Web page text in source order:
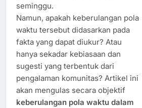
seminggu.
Namun, apakah keberulangan pola
waktu tersebut didasarkan pada
fakta yang dapat diukur? Atau
hanya sekadar kebiasaan dan
sugesti yang terbentuk dari
pengalaman komunitas? Artikel ini
akan mengulas secara objektif
keberulangan pola waktu dalam